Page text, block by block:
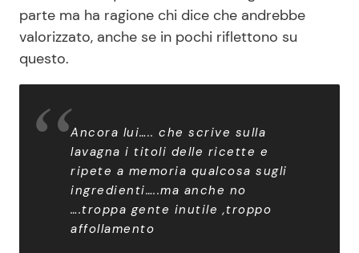
parte ma ha ragione chi dice che andrebbe
valorizzato, anche se in pochi riflettono su
questo.
Ancora lui….. che scrive sulla
lavagna i titoli delle ricette e
ripete a memoria qualcosa sugli
ingredienti…..ma anche no
….troppa gente inutile ,troppo
affollamento